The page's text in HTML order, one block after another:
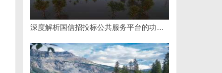
深度解析国信招投标公共服务平台的功能与优势